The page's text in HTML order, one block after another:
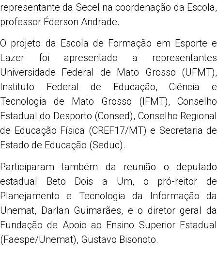
representante da Secel na coordenação da Escola,
professor Éderson Andrade.
O projeto da Escola de Formação em Esporte e
Lazer foi apresentado a representantes
Universidade Federal de Mato Grosso (UFMT),
Instituto Federal de Educação, Ciência e
Tecnologia de Mato Grosso (IFMT), Conselho
Estadual do Desporto (Consed), Conselho Regional
de Educação Física (CREF17/MT) e Secretaria de
Estado de Educação (Seduc).
Participaram também da reunião o deputado
estadual Beto Dois a Um, o pró-reitor de
Planejamento e Tecnologia da Informação da
Unemat, Darlan Guimarães, e o diretor geral da
Fundação de Apoio ao Ensino Superior Estadual
(Faespe/Unemat), Gustavo Bisonoto.